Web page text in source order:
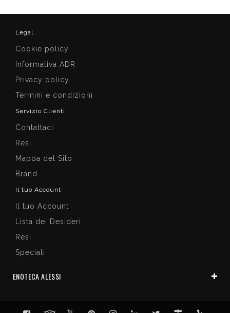
Legal
Cookie policy
Informativa ADR
Privacy policy
Termini e condizioni
Servizio Clienti
Contattaci
Resi
Mappa del Sito
Brand
Il tuo Account
Il tuo Account
Lista dei Desideri
Resi
Speciali
ENOTECA ALESSI